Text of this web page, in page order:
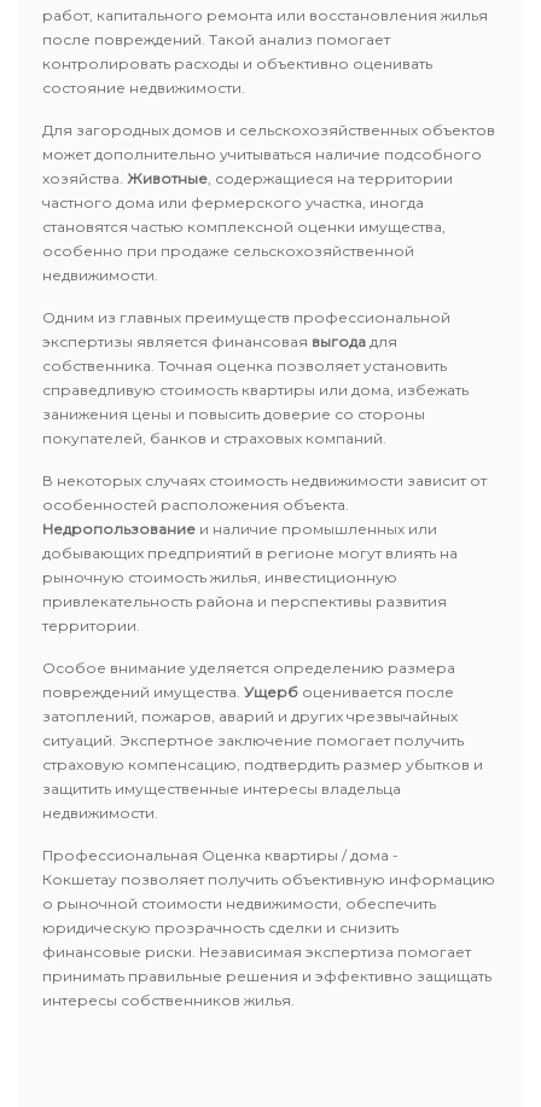
работ, капитального ремонта или восстановления жилья
после повреждений. Такой анализ помогает
контролировать расходы и объективно оценивать
состояние недвижимости.
Для загородных домов и сельскохозяйственных объектов
может дополнительно учитываться наличие подсобного
хозяйства. Животные, содержащиеся на территории
частного дома или фермерского участка, иногда
становятся частью комплексной оценки имущества,
особенно при продаже сельскохозяйственной
недвижимости.
Одним из главных преимуществ профессиональной
экспертизы является финансовая выгода для
собственника. Точная оценка позволяет установить
справедливую стоимость квартиры или дома, избежать
занижения цены и повысить доверие со стороны
покупателей, банков и страховых компаний.
В некоторых случаях стоимость недвижимости зависит от
особенностей расположения объекта.
Недропользование и наличие промышленных или
добывающих предприятий в регионе могут влиять на
рыночную стоимость жилья, инвестиционную
привлекательность района и перспективы развития
территории.
Особое внимание уделяется определению размера
повреждений имущества. Ущерб оценивается после
затоплений, пожаров, аварий и других чрезвычайных
ситуаций. Экспертное заключение помогает получить
страховую компенсацию, подтвердить размер убытков и
защитить имущественные интересы владельца
недвижимости.
Профессиональная Оценка квартиры / дома -
Кокшетау позволяет получить объективную информацию
о рыночной стоимости недвижимости, обеспечить
юридическую прозрачность сделки и снизить
финансовые риски. Независимая экспертиза помогает
принимать правильные решения и эффективно защищать
интересы собственников жилья.